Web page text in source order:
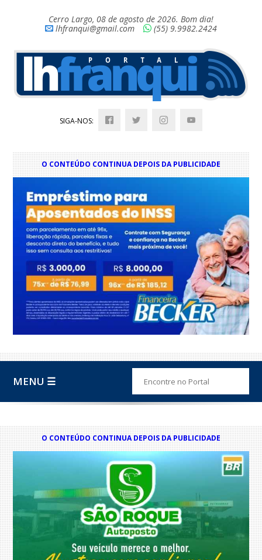
Cerro Largo, 08 de agosto de 2026. Bom dia!
lhfranqui@gmail.com
(55) 9.9982.2424
SIGA-NOS:
O CONTEÚDO CONTINUA DEPOIS DA PUBLICIDADE
MENU ☰
O CONTEÚDO CONTINUA DEPOIS DA PUBLICIDADE